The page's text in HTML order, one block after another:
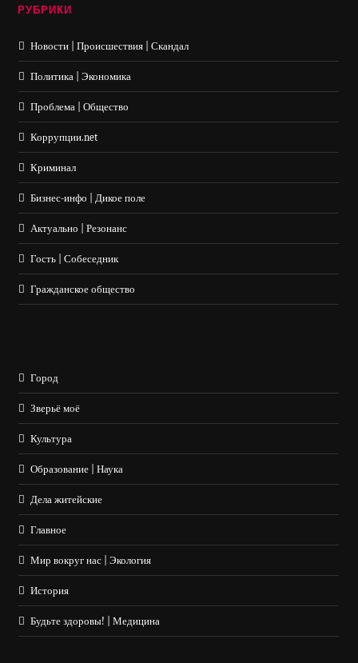
РУБРИКИ
Новости | Происшествия | Скандал
Политика | Экономика
Проблема | Общество
Коррупции.net
Криминал
Бизнес-инфо | Дикое поле
Актуально | Резонанс
Гость | Собеседник
Гражданское общество
Город
Зверьё моё
Культура
Образование | Наука
Дела житейские
Главное
Мир вокруг нас | Экология
История
Будьте здоровы! | Медицина